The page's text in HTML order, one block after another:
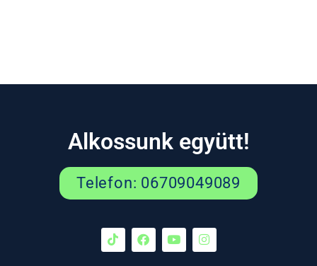
Alkossunk együtt!
Telefon: 06709049089